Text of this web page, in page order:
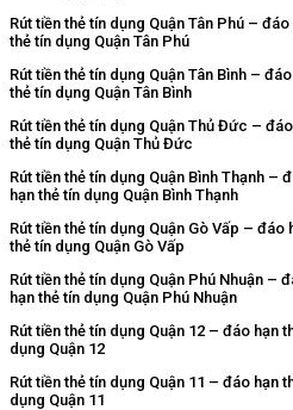
Rút tiền thẻ tín dụng Quận Tân Phú – đáo
thẻ tín dụng Quận Tân Phú
Rút tiền thẻ tín dụng Quận Tân Bình –
thẻ tín dụng Quận Tân Bình
Rút tiền thẻ tín dụng Quận Thủ Đức –
thẻ tín dụng Quận Thủ Đức
Rút tiền thẻ tín dụng Quận Bình Thạnh –
hạn thẻ tín dụng Quận Bình Thạnh
Rút tiền thẻ tín dụng Quận Gò Vấp – đáo
thẻ tín dụng Quận Gò Vấp
Rút tiền thẻ tín dụng Quận Phú Nhuận –
hạn thẻ tín dụng Quận Phú Nhuận
Rút tiền thẻ tín dụng Quận 12 – đáo hạn
dụng Quận 12
Rút tiền thẻ tín dụng Quận 11 – đáo hạn
dụng Quận 11